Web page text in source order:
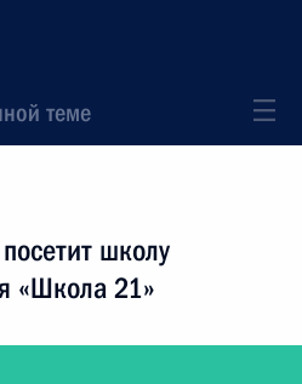
теме
школу
«Школа 21»